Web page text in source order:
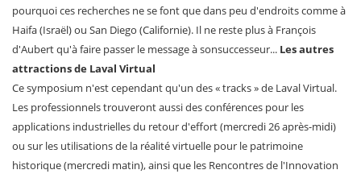
pourquoi ces recherches ne se font que dans peu d'endroits comme à
Haifa (Israël) ou San Diego (Californie). Il ne reste plus à François
d'Aubert qu'à faire passer le message à sonsuccesseur... Les autres
attractions de Laval Virtual
Ce symposium n'est cependant qu'un des « tracks » de Laval Virtual.
Les professionnels trouveront aussi des conférences pour les
applications industrielles du retour d'effort (mercredi 26 après-midi)
ou sur les utilisations de la réalité virtuelle pour le patrimoine
historique (mercredi matin), ainsi que les Rencontres de l'Innovation